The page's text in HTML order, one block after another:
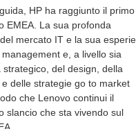
HP ha raggiunto il primo
EMEA. La sua profonda
mercato IT e la sua
e, a livello sia
strategico, del design, della
delle strategie go to market
che Lenovo continui il
slancio che sta vivendo sul